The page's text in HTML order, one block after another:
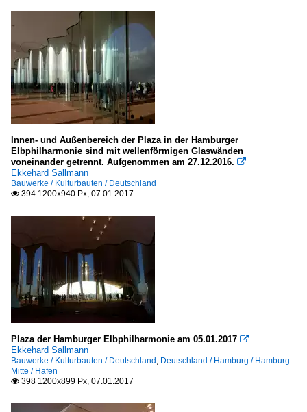
Innen- und Außenbereich der Plaza in der Hamburger
Elbphilharmonie sind mit wellenförmigen Glaswänden
voneinander getrennt. Aufgenommen am 27.12.2016. 
Ekkehard Sallmann
Bauwerke / Kulturbauten / Deutschland
 394 1200x940 Px, 07.01.2017
Plaza der Hamburger Elbphilharmonie am 05.01.2017 
Ekkehard Sallmann
Bauwerke / Kulturbauten / Deutschland , Deutschland / Hamburg / Hamburg-
Mitte / Hafen
 398 1200x899 Px, 07.01.2017